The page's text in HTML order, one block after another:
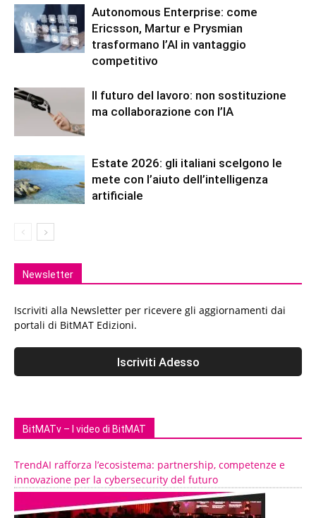
Autonomous Enterprise: come
Ericsson, Martur e Prysmian
trasformano l’AI in vantaggio
competitivo
Il futuro del lavoro: non sostituzione
ma collaborazione con l’IA
Estate 2026: gli italiani scelgono le
mete con l’aiuto dell’intelligenza
artificiale
Newsletter
Iscriviti alla Newsletter per ricevere gli aggiornamenti dai
portali di BitMAT Edizioni.
BitMATv – I video di BitMAT
TrendAI rafforza l’ecosistema: partnership, competenze e
innovazione per la cybersecurity del futuro